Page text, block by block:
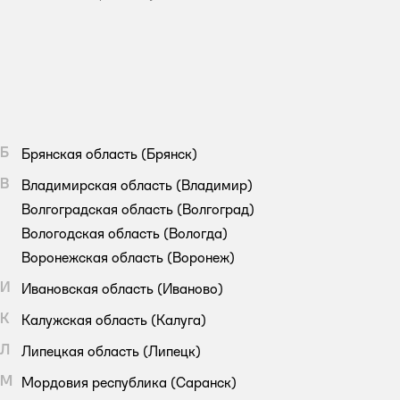
Б Брянская область (Брянск)
В
Владимирская область (Владимир)
Волгоградская область (Волгоград)
Вологодская область (Вологда)
Воронежская область (Воронеж)
И
Ивановская область (Иваново)
К
Калужская область (Калуга)
Л
Липецкая область (Липецк)
М
Мордовия республика (Саранск)